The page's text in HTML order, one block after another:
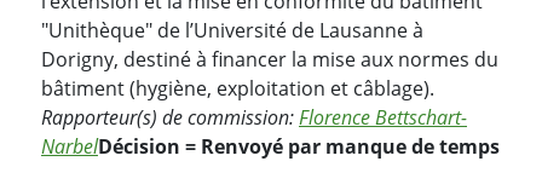
"Unithèque" de l’Université de Lausanne à
Dorigny, destiné à financer la mise aux normes du
bâtiment (hygiène, exploitation et câblage).
Rapporteur(s) de commission:Florence Bettschart-
NarbelDécision = Renvoyé par manque de temps